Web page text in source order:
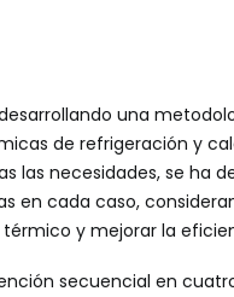
una
de refrigeración y
las necesidades, se ha
en cada caso,
y mejorar la
secuencial en